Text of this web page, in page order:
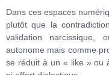
Dans ces espaces
plutôt que la
validation narcissique,
autonome mais comme
se réduit à un « like » ou